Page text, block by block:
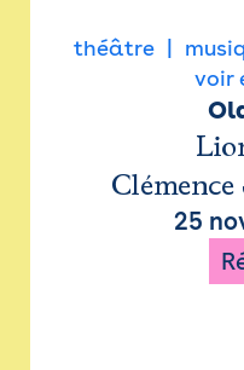
théâtre
voir
25